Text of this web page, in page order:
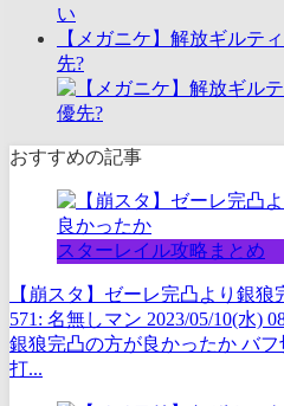
い
【メガニケ】解放ギルテ
先?
おすすめの記事
スターレイル攻略まとめ
【崩スタ】ゼーレ完凸より銀
571: 名無しマン 2023/05/10(水)
銀狼完凸の方が良かったか バ
打...